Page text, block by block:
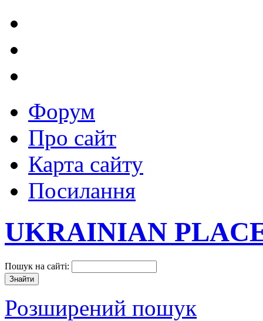
Форум
Про сайт
Карта сайту
Посилання
UKRAINIAN
Пошук на сайті:
Розширений пошук